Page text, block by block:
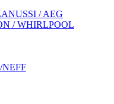
/ AEG
/ WHIRLPOOL
NEFF